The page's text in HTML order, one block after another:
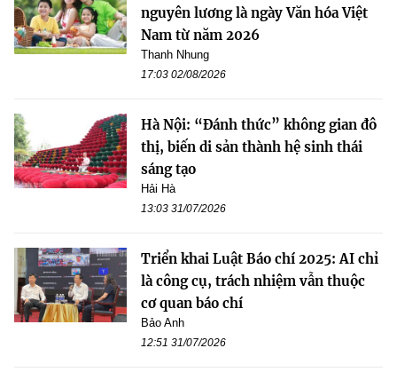
nguyên lương là ngày Văn hóa Việt
Nam từ năm 2026
Thanh Nhung
17:03 02/08/2026
Hà Nội: “Đánh thức” không gian đô
thị, biến di sản thành hệ sinh thái
sáng tạo
Hải Hà
13:03 31/07/2026
Triển khai Luật Báo chí 2025: AI chỉ
là công cụ, trách nhiệm vẫn thuộc
cơ quan báo chí
Bảo Anh
12:51 31/07/2026